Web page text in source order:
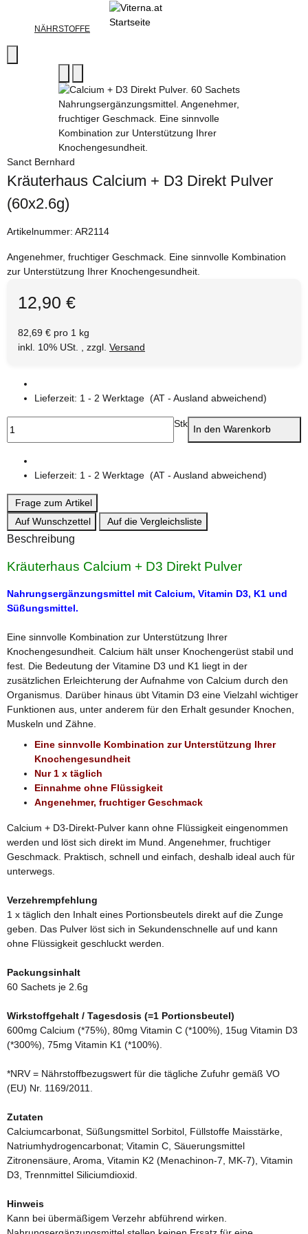
NÄHRSTOFFE
Sanct Bernhard
Kräuterhaus Calcium + D3 Direkt Pulver
(60x2.6g)
Artikelnummer: AR2114
Angenehmer, fruchtiger Geschmack. Eine sinnvolle Kombination
zur Unterstützung Ihrer Knochengesundheit.
12,90 €
82,69 € pro 1 kg
inkl. 10% USt. , zzgl. Versand
Lieferzeit: 1 - 2 Werktage (AT - Ausland abweichend)
Stk In den Warenkorb
Lieferzeit: 1 - 2 Werktage (AT - Ausland abweichend)
Frage zum Artikel
Auf Wunschzettel
Auf die Vergleichsliste
Beschreibung
Kräuterhaus Calcium + D3 Direkt Pulver
Nahrungsergänzungsmittel mit Calcium, Vitamin D3, K1 und
Süßungsmittel.
Eine sinnvolle Kombination zur Unterstützung Ihrer
Knochengesundheit. Calcium hält unser Knochengerüst stabil und
fest. Die Bedeutung der Vitamine D3 und K1 liegt in der
zusätzlichen Erleichterung der Aufnahme von Calcium durch den
Organismus. Darüber hinaus übt Vitamin D3 eine Vielzahl wichtiger
Funktionen aus, unter anderem für den Erhalt gesunder Knochen,
Muskeln und Zähne.
Eine sinnvolle Kombination zur Unterstützung Ihrer
Knochengesundheit
Nur 1 x täglich
Einnahme ohne Flüssigkeit
Angenehmer, fruchtiger Geschmack
Calcium + D3-Direkt-Pulver kann ohne Flüssigkeit eingenommen
werden und löst sich direkt im Mund. Angenehmer, fruchtiger
Geschmack. Praktisch, schnell und einfach, deshalb ideal auch für
unterwegs.
Verzehrempfehlung
1 x täglich den Inhalt eines Portionsbeutels direkt auf die Zunge
geben. Das Pulver löst sich in Sekundenschnelle auf und kann
ohne Flüssigkeit geschluckt werden.
Packungsinhalt
60 Sachets je 2.6g
Wirkstoffgehalt / Tagesdosis (=1 Portionsbeutel)
600mg Calcium (*75%), 80mg Vitamin C (*100%), 15ug Vitamin D3
(*300%), 75mg Vitamin K1 (*100%).
*NRV = Nährstoffbezugswert für die tägliche Zufuhr gemäß VO
(EU) Nr. 1169/2011.
Zutaten
Calciumcarbonat, Süßungsmittel Sorbitol, Füllstoffe Maisstärke,
Natriumhydrogencarbonat; Vitamin C, Säuerungsmittel
Zitronensäure, Aroma, Vitamin K2 (Menachinon-7, MK-7), Vitamin
D3, Trennmittel Siliciumdioxid.
Hinweis
Kann bei übermäßigem Verzehr abführend wirken.